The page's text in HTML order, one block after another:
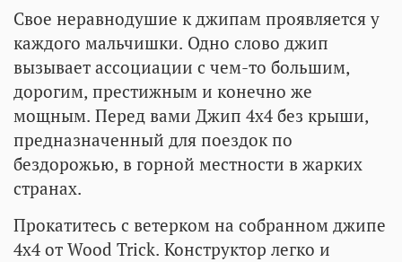
Свое неравнодушие к джипам проявляется у
каждого мальчишки. Одно слово джип
вызывает ассоциации с чем-то большим,
дорогим, престижным и конечно же
мощным. Перед вами Джип 4х4 без крыши,
предназначенный для поездок по
бездорожью, в горной местности в жарких
странах.
Прокатитесь с ветерком на собранном джипе
4х4 от Wood Trick. Конструктор легко и